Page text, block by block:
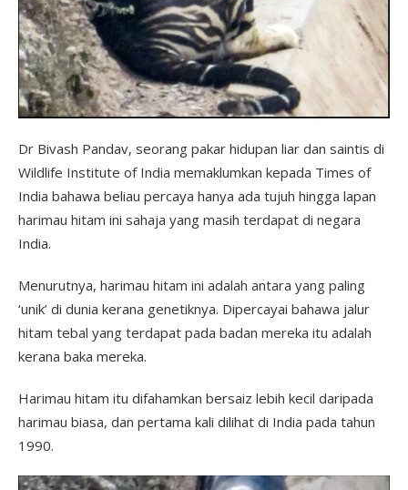
Dr Bivash Pandav, seorang pakar hidupan liar dan saintis di
Wildlife Institute of India memaklumkan kepada Times of
India bahawa beliau percaya hanya ada tujuh hingga lapan
harimau hitam ini sahaja yang masih terdapat di negara
India.
Menurutnya, harimau hitam ini adalah antara yang paling
‘unik’ di dunia kerana genetiknya. Dipercayai bahawa jalur
hitam tebal yang terdapat pada badan mereka itu adalah
kerana baka mereka.
Harimau hitam itu difahamkan bersaiz lebih kecil daripada
harimau biasa, dan pertama kali dilihat di India pada tahun
1990.